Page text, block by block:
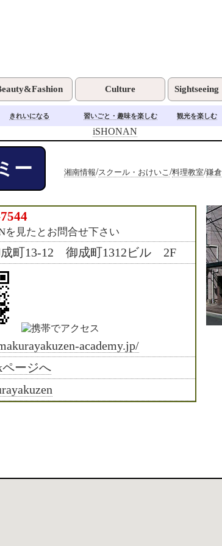
Culture Sightseeing
きれいになる 習いごと・趣味を楽しむ 観光を楽しむ
iSHONAN
ー 湘南情報/スクール・おけいこ /料理教室/鎌倉
を見たとお問合せ下さい
町13-12 御成町1312ビル 2F
academy.jp/
ページへ